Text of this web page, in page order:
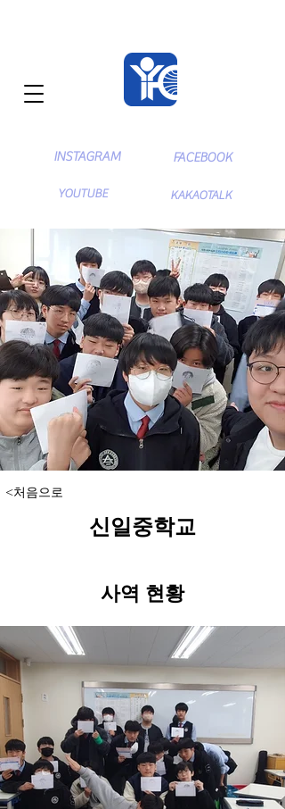
INSTAGRAM FACEBOOK
YOUTUBE KAKAOTALK
<처음으로
신일중학교
​사역 현황